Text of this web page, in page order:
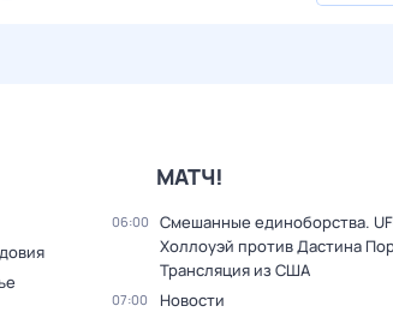
МАТЧ!
06:00
Смешанные единоборства.
Холлоуэй против Дастина
Трансляция из США
07:00 Новости